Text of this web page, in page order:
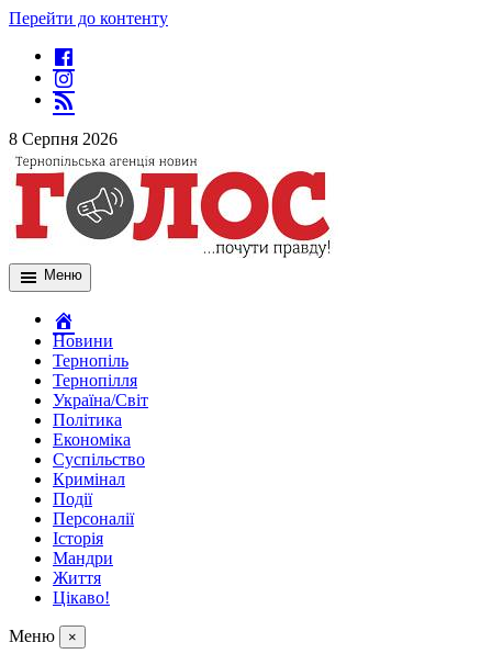
Перейти до контенту
8 Серпня 2026
Меню
Новини
Тернопіль
Тернопілля
Україна/Світ
Політика
Економіка
Суспільство
Кримінал
Події
Персоналії
Історія
Мандри
Життя
Цікаво!
Меню ×